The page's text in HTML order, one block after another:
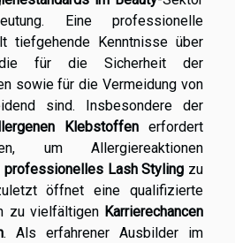
Eine professionelle
tiefgehende Kenntnisse über
die für die Sicherheit der
sowie für die Vermeidung von
sind. Insbesondere der
Klebstoffen erfordert
um Allergiereaktionen
professionelles Lash Styling zu
öffnet eine qualifizierte
zu vielfältigen Karrierechancen
. Als erfahrener Ausbilder im